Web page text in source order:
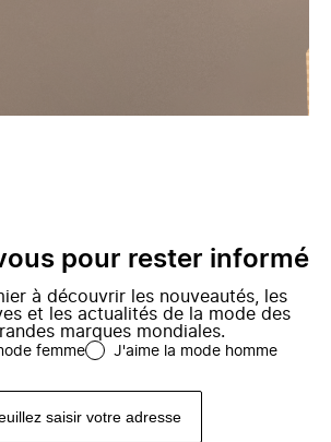
pour rester informé
à découvrir les nouveautés, les
et les actualités de la mode des
marques mondiales.
femme J'aime la mode homme